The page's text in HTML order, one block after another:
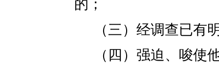
的；
（三）经调查已有
（四）强迫、唆使